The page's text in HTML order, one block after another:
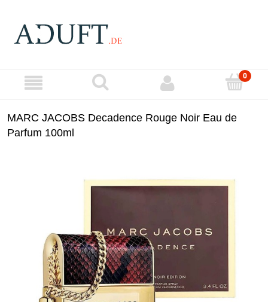
MARC JACOBS Decadence Rouge Noir Eau de
Parfum 100ml